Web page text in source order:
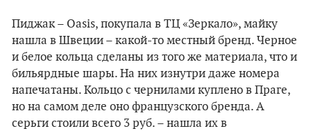
Пиджак – Oasis, покупала в ТЦ «Зеркало», майку
нашла в Швеции – какой-то местный бренд. Черное
и белое кольца сделаны из того же материала, что и
бильярдные шары. На них изнутри даже номера
напечатаны. Кольцо с чернилами куплено в Праге,
но на самом деле оно французского бренда. А
серьги стоили всего 3 руб. – нашла их в